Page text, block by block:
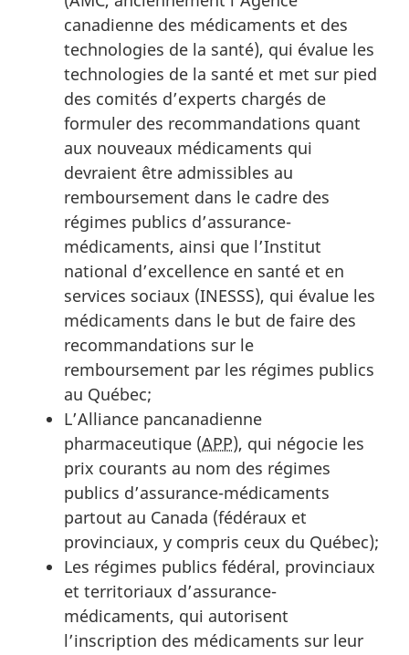
canadienne des médicaments et des
technologies de la santé), qui évalue les
technologies de la santé et met sur pied
des comités d’experts chargés de
formuler des recommandations quant
aux nouveaux médicaments qui
devraient être admissibles au
remboursement dans le cadre des
régimes publics d’assurance-
médicaments, ainsi que l’Institut
national d’excellence en santé et en
services sociaux (INESSS), qui évalue les
médicaments dans le but de faire des
recommandations sur le
remboursement par les régimes publics
au Québec;
L’Alliance pancanadienne
pharmaceutique (APP), qui négocie les
prix courants au nom des régimes
publics d’assurance-médicaments
partout au Canada (fédéraux et
provinciaux, y compris ceux du Québec);
Les régimes publics fédéral, provinciaux
et territoriaux d’assurance-
médicaments, qui autorisent
l’inscription des médicaments sur leur